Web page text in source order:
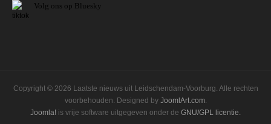
Volg ons op Bluesky
Copyright © 2026 Laatste nieuws uit Leidschendam-Voorburg. Alle rechten
voorbehouden. Designed by JoomlArt.com.
Joomla! is vrije software uitgegeven onder de GNU/GPL licentie.